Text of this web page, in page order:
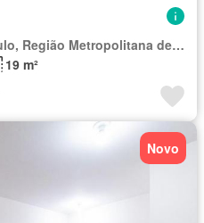
Região Imediata de São Paulo, Região Metropolitana de São Paulo
19 m²
Novo